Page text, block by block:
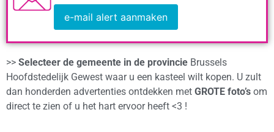
e-mail alert aanmaken
>> Selecteer de gemeente in de provincie Brussels
Hoofdstedelijk Gewest waar u een kasteel wilt kopen. U zult
dan honderden advertenties ontdekken met GROTE foto’s om
direct te zien of u het hart ervoor heeft <3 !